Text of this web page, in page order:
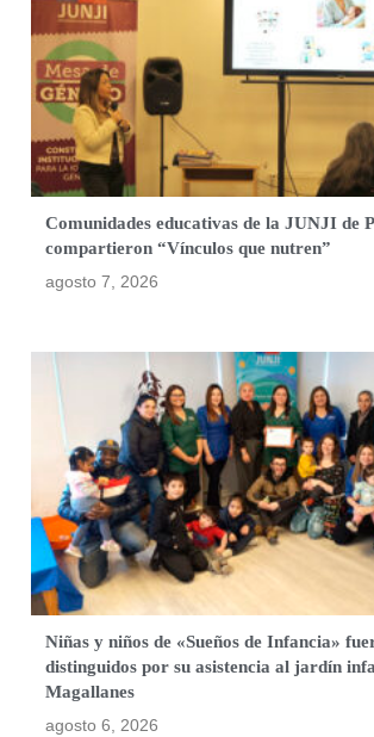
Comunidades educativas de la JUNJI de
compartieron “Vínculos que nutren”
agosto 7, 2026
Niñas y niños de «Sueños de Infancia»
distinguidos por su asistencia al jardín
Magallanes
agosto 6, 2026